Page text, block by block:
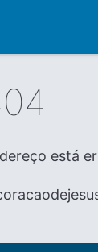
está